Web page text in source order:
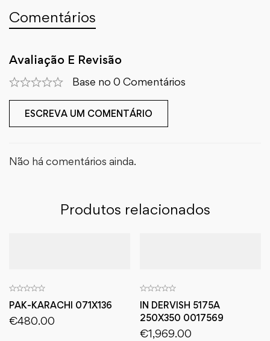
Comentários
Avaliação E Revisão
Base no 0 Comentários
ESCREVA UM COMENTÁRIO
Não há comentários ainda.
Produtos relacionados
PAK-KARACHI 071X136
€480.00
IN DERVISH 5175A
250X350 0017569
€1,969.00